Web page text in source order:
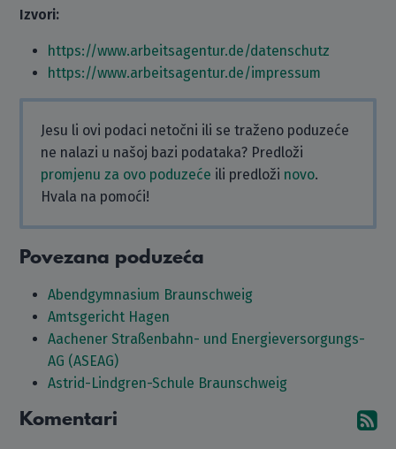
Izvori:
https://www.arbeitsagentur.de/datenschutz
https://www.arbeitsagentur.de/impressum
Jesu li ovi podaci netočni ili se traženo poduzeće
ne nalazi u našoj bazi podataka? Predloži
promjenu za ovo poduzeće ili predloži novo.
Hvala na pomoći!
Povezana poduzeća
Abendgymnasium Braunschweig
Amtsgericht Hagen
Aachener Straßenbahn- und Energieversorgungs-
AG (ASEAG)
Astrid-Lindgren-Schule Braunschweig
Komentari